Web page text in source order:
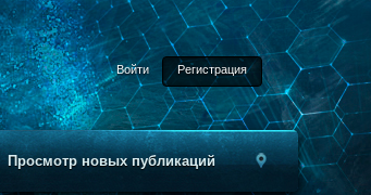
Войти Регистрация
Просмотр новых публикаций